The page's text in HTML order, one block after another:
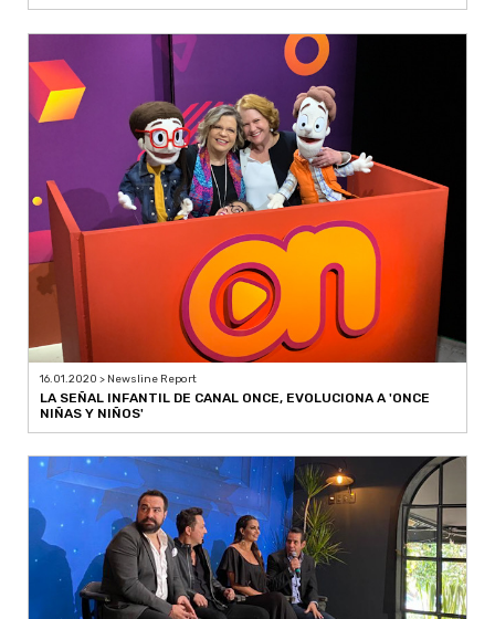
16.01.2020 > Newsline Report
LA SEÑAL INFANTIL DE CANAL ONCE, EVOLUCIONA A 'ONCE
NIÑAS Y NIÑOS'